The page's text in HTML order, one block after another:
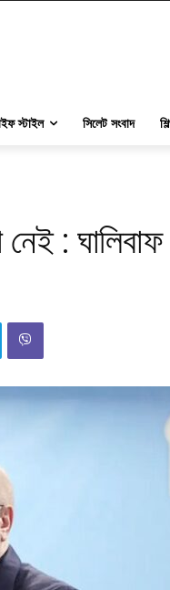
স্টাইল সিলেট সংবাদ
: ঘালিবাফ